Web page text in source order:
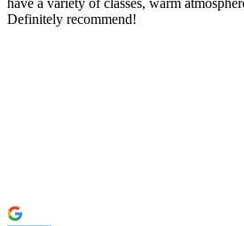
Definitely recommend!